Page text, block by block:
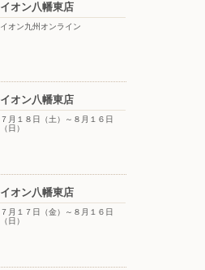
イオン八幡東店
イオン九州オンライン
イオン八幡東店
７月１８日（土）～８月１６日
（日）
イオン八幡東店
７月１７日（金）～８月１６日
（日）